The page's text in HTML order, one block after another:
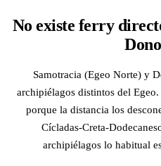
No existe ferry
Samotracia (Egeo Norte) y
archipiélagos distintos del
porque la distancia los
Cícladas-Creta-
archipiélagos lo habitual